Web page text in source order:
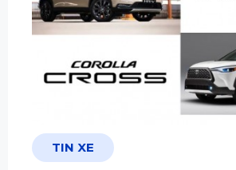
TIN XE